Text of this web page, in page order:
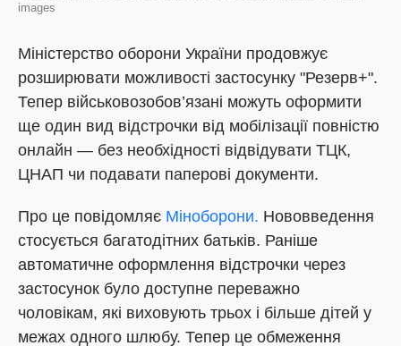
images
Міністерство оборони України продовжує
розширювати можливості застосунку "Резерв+".
Тепер військовозобов’язані можуть оформити
ще один вид відстрочки від мобілізації повністю
онлайн — без необхідності відвідувати ТЦК,
ЦНАП чи подавати паперові документи.
Про це повідомляє Міноборони. Нововведення
стосується багатодітних батьків. Раніше
автоматичне оформлення відстрочки через
застосунок було доступне переважно
чоловікам, які виховують трьох і більше дітей у
межах одного шлюбу. Тепер це обмеження